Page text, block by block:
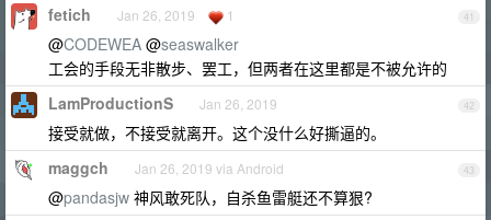
41
fetich Jan 26, 2019 1
@CODEWEA @seaswalker
工会的手段无非散步、罢工，但两者在这里都是不被允许的
42
LamProductionS Jan 26, 2019
接受就做，不接受就离开。这个没什么好撕逼的。
43
maggch Jan 26, 2019 via Android
@pandasjw 神风敢死队，自杀鱼雷艇还不算狠?